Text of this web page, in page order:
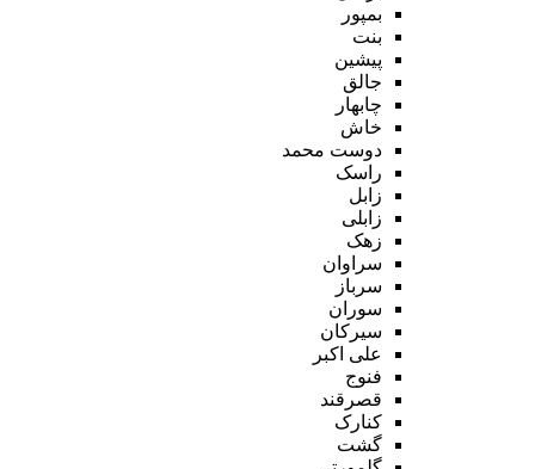
بمپور
بنت
پیشین
جالق
چابهار
خاش
دوست محمد
راسک
زابل
زابلی
زهک
سراوان
سرباز
سوران
سیرکان
علی اکبر
فنوج
قصرقند
کنارک
گشت